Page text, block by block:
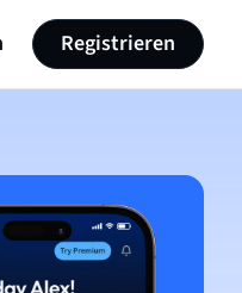
Registrieren